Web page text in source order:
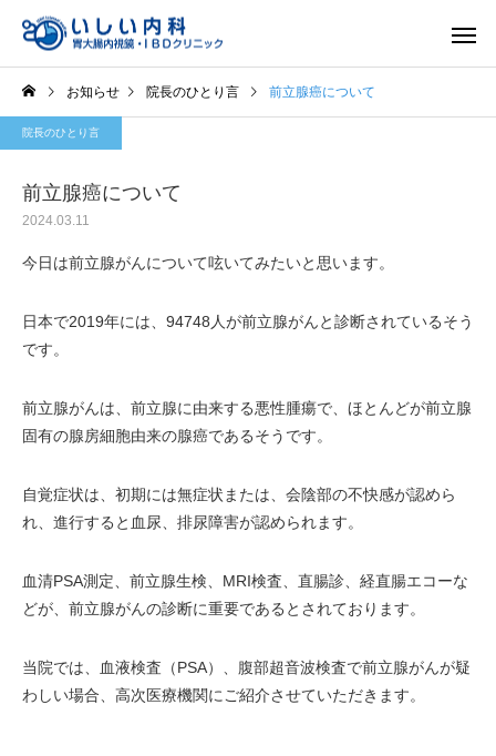
一般内科
お知らせ 院長のひとり言 前立腺癌について
院長のひとり言
前立腺癌について
2024.03.11
今日は前立腺がんについて呟いてみたいと思います。
日本で2019年には、94748人が前立腺がんと診断されているそう
です。
前立腺がんは、前立腺に由来する悪性腫瘍で、ほとんどが前立腺
固有の腺房細胞由来の腺癌であるそうです。
自覚症状は、初期には無症状または、会陰部の不快感が認めら
れ、進行すると血尿、排尿障害が認められます。
血清PSA測定、前立腺生検、MRI検査、直腸診、経直腸エコーな
どが、前立腺がんの診断に重要であるとされております。
当院では、血液検査（PSA）、腹部超音波検査で前立腺がんが疑
わしい場合、高次医療機関にご紹介させていただきます。